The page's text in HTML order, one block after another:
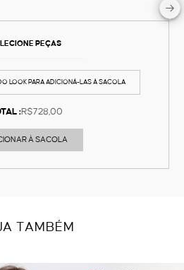
PEÇAS
LOOK PARA ADICIONÁ-LAS À SACOLA
:R$728,00
À SACOLA
TAMBÉM